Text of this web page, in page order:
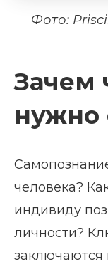
Фото:
Зачем
нужно
человека?
индивиду
личности?